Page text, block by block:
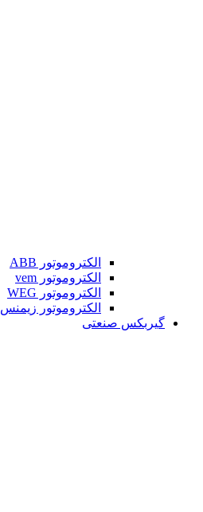
الکتروموتور ABB
الکتروموتور vem
الکتروموتور WEG
الکتروموتور زیمنس
گیربکس صنعتی